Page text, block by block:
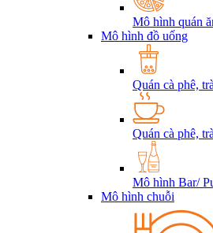
Mô hình quán
Mô hình đồ uống
Quán cà phê,
Quán cà phê,
Mô hình Bar/
Mô hình chuỗi